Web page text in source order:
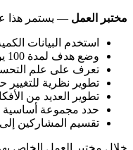
مختبر العمل — يستمر هذا
استخدم البيانات
وضع هدف لمدة 100 يوم و/أو هدف طويل الأمد لعملهم معًا. وفي أغلب الحالات، يركز هذا الهدف على تحسين المساواة بشكل صريح.
تعرف على علم
تطوير نظرية
تطوير العديد من
حدد مجموعة أساسية من
تقسيم المشاركين إلى